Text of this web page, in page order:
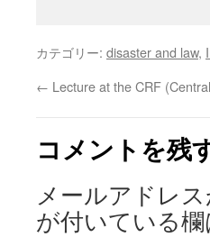
カテゴリー: disaster and law,
← Lecture at the CRF
コメントを残
メールアドレ
が付いている